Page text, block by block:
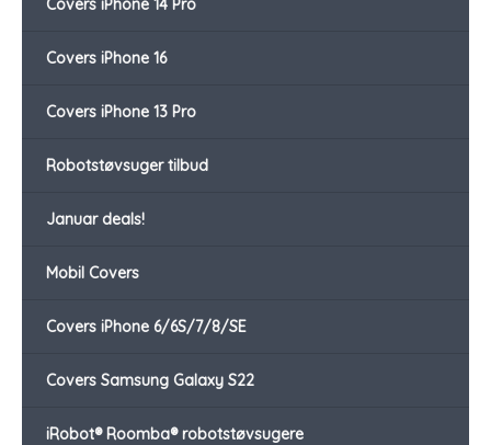
Covers iPhone 14 Pro
Covers iPhone 16
Covers iPhone 13 Pro
Robotstøvsuger tilbud
Januar deals!
Mobil Covers
Covers iPhone 6/6S/7/8/SE
Covers Samsung Galaxy S22
iRobot® Roomba® robotstøvsugere